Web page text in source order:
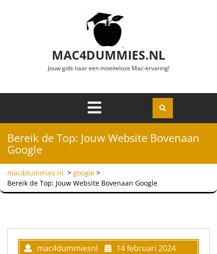
MAC4DUMMIES.NL
Jouw gids naar een moeiteloze Mac-ervaring!
Openen
Bereik de Top: Jouw Website Bovenaan
Google
mac4dummies.nl > google >
Bereik de Top: Jouw Website Bovenaan Google
mac4dummiesnl
14 februari 2024